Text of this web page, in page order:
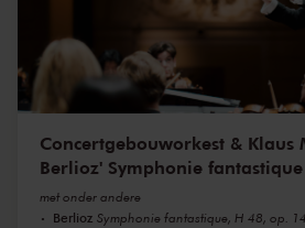
Concertgebouworkest & Klaus
Berlioz' Symphonie fantastique
met onder andere
Berlioz Symphonie fantastique, H 48, op. 14